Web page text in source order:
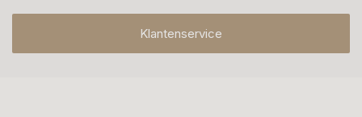
Klantenservice